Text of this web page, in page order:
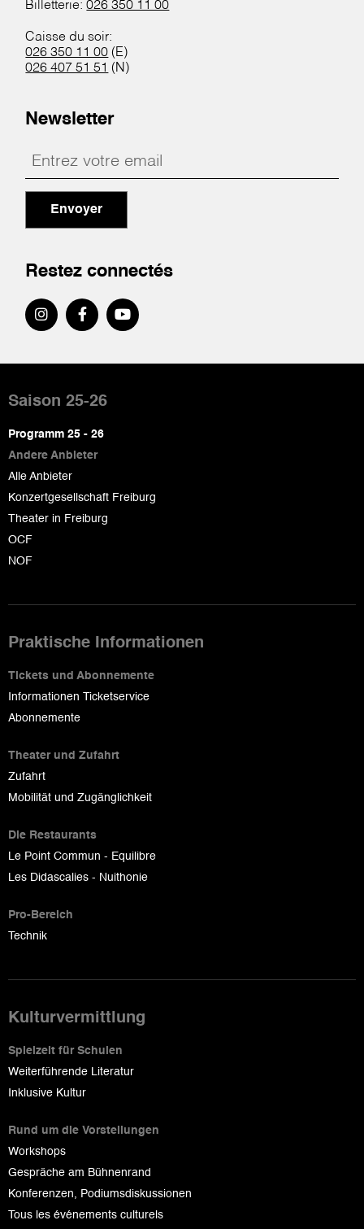
Billetterie:026 350 11 00
Caisse du soir:
026 350 11 00 (E)
026 407 51 51 (N)
Newsletter
Envoyer
Restez connectés
de
page
Saison 25-26
Programm 25 - 26
Andere Anbieter
Alle Anbieter
Konzertgesellschaft Freiburg
Theater in Freiburg
OCF
NOF
Praktische Informationen
Tickets und Abonnemente
Informationen Ticketservice
Abonnemente
Theater und Zufahrt
Zufahrt
Mobilität und Zugänglichkeit
Die Restaurants
Le Point Commun - Equilibre
Les Didascalies - Nuithonie
Pro-Bereich
Technik
Kulturvermittlung
Spielzeit für Schulen
Weiterführende Literatur
Inklusive Kultur
Rund um die Vorstellungen
Workshops
Gespräche am Bühnenrand
Konferenzen, Podiumsdiskussionen
Tous les événements culturels